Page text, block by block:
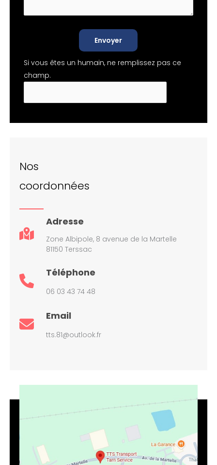
Envoyer
Si vous êtes un humain, ne remplissez pas ce
champ.
Nos
coordonnées
Adresse
Zone Albipole, 8 avenue de la Martelle
81150 Terssac
Téléphone
06 03 43 74 48
Email
tts.81@outlook.fr